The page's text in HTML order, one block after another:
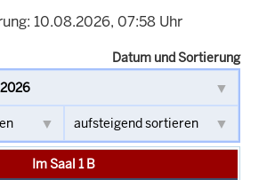
10.08.2026, 07:58 Uhr
Datum und Sortierung
Im Saal 1 B